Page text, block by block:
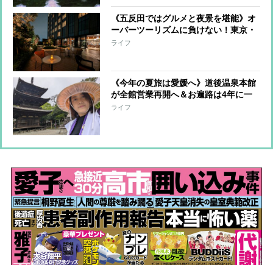
《五反田ではグルメと夜景を堪能》オ
ーバーツーリズムに負けない！東京・
大阪・京都の人気観光地をゆったり楽
ライフ
《今年の夏旅は愛媛へ》道後温泉本館
が全館営業再開へ＆お遍路は4年に一
度の「逆打ち」でご利益3倍!? 注目
ライフ